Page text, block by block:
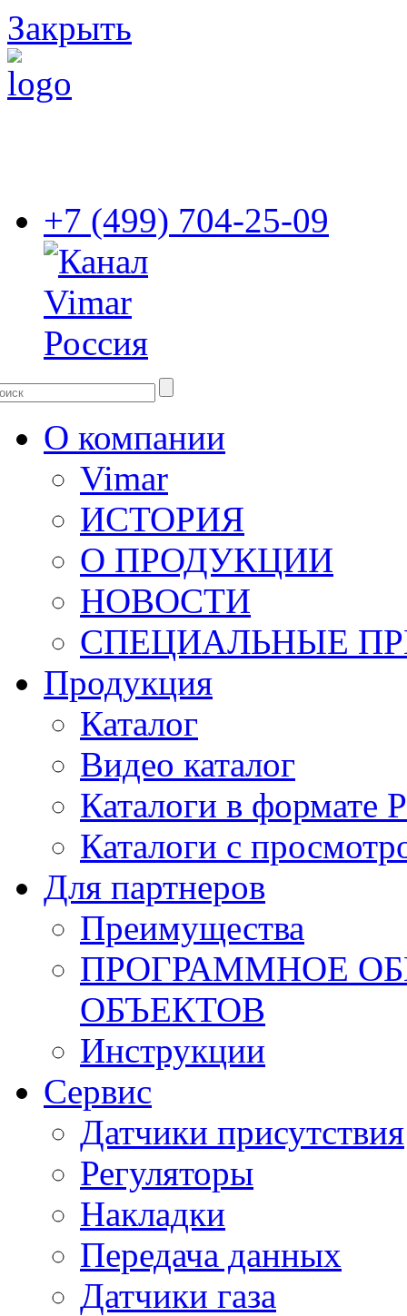
Закрыть
+7 (499) 704-25-09
О компании
Vimar
ИСТОРИЯ
О ПРОДУКЦИИ
НОВОСТИ
СПЕЦИАЛЬНЫЕ
Продукция
Каталог
Видео каталог
Каталоги в формате
Каталоги с
Для партнеров
Преимущества
ПРОГРАММНОЕ
ОБЪЕКТОВ
Инструкции
Сервис
Датчики присутствия
Регуляторы
Накладки
Передача данных
Датчики газа